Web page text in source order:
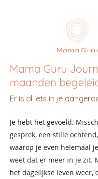
Mama Guru
maanden
Er is al iets in je
Je hebt het gevoeld.
gesprek, een stille
waarop je even helemaal
weet dat er meer in je zit.
het dagelijkse leven weer,